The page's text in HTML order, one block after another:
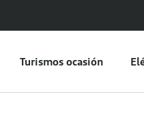
Turismos ocasión